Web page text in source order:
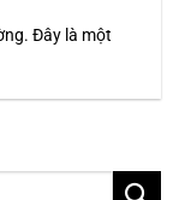
Đây là một